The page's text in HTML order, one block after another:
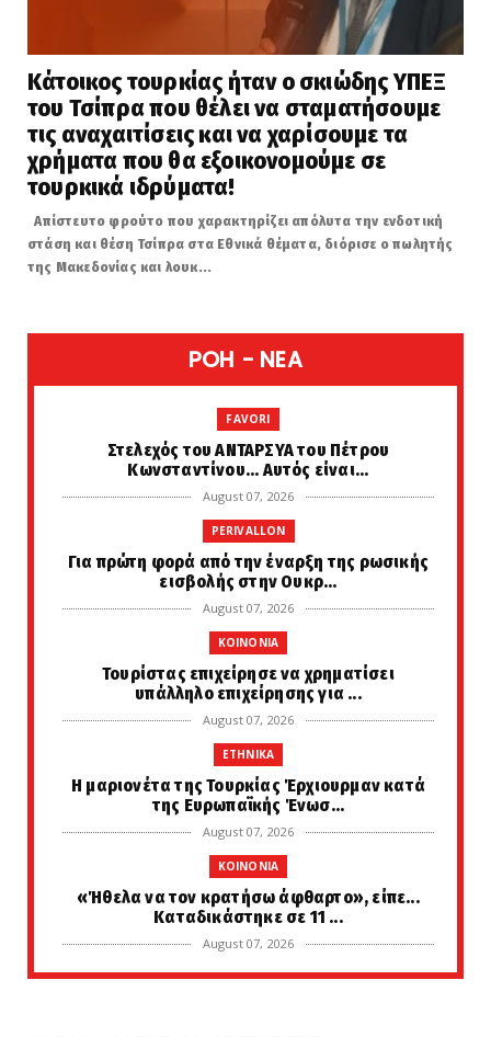
Κάτοικος τουρκίας ήταν ο σκιώδης ΥΠΕΞ
του Τσίπρα που θέλει να σταματήσουμε
τις αναχαιτίσεις και να χαρίσουμε τα
χρήματα που θα εξοικονομούμε σε
τουρκικά ιδρύματα!
Απίστευτο φρούτο που χαρακτηρίζει απόλυτα την ενδοτική
στάση και θέση Τσίπρα στα Εθνικά θέματα, διόρισε ο πωλητής
της Μακεδονίας και λουκ...
POH - NEA
FAVORI
Στελεχός του ΑΝΤΑΡΣΥΑ του Πέτρου
Κωνσταντίνου... Αυτός είναι...
August 07, 2026
PERIVALLON
Για πρώτη φορά από την έναρξη της ρωσικής
εισβολής στην Ουκρ...
August 07, 2026
KOINONIA
Τουρίστας επιχείρησε να χρηματίσει
υπάλληλο επιχείρησης για ...
August 07, 2026
ETHNIKA
Η μαριονέτα της Τουρκίας Έρχιουρμαν κατά
της Ευρωπαϊκής Ένωσ...
August 07, 2026
KOINONIA
«Ήθελα να τον κρατήσω άφθαρτο», είπε...
Καταδικάστηκε σε 11 ...
August 07, 2026
AMYNA